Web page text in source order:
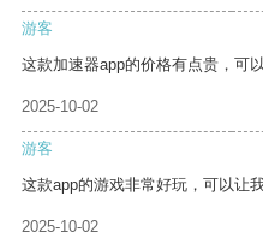
游客
这款加速器app的价格有点贵，可
2025-10-02
游客
这款app的游戏非常好玩，可以让
2025-10-02